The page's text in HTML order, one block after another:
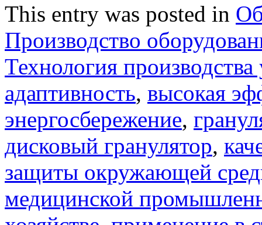
This entry was posted in
Производство
Технология
адаптивность, высокая
энергосбережение,
дисковый гранулятор,
защиты окружающей
медицинской